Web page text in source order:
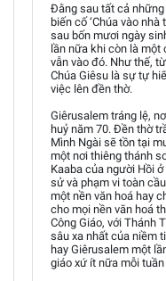
Đằng sau tất cả những
biến cố ‘Chúa vào
sau bốn mươi ngày
lần nữa khi còn là một
vẫn vào đó. Như thế,
Chúa Giêsu là sự tự
việc lên đền thờ.
Giêrusalem tráng lệ,
huỷ năm 70. Đền thờ
Mình Ngài sẽ tồn tại
một nơi thiêng thánh
Kaaba của người Hồi
sử và phạm vi toàn
một nền văn hoá hay
cho mọi nền văn hoá
Công Giáo, với Thánh
sâu xa nhất của niềm
hay Giêrusalem một
giáo xứ ít nữa mỗi